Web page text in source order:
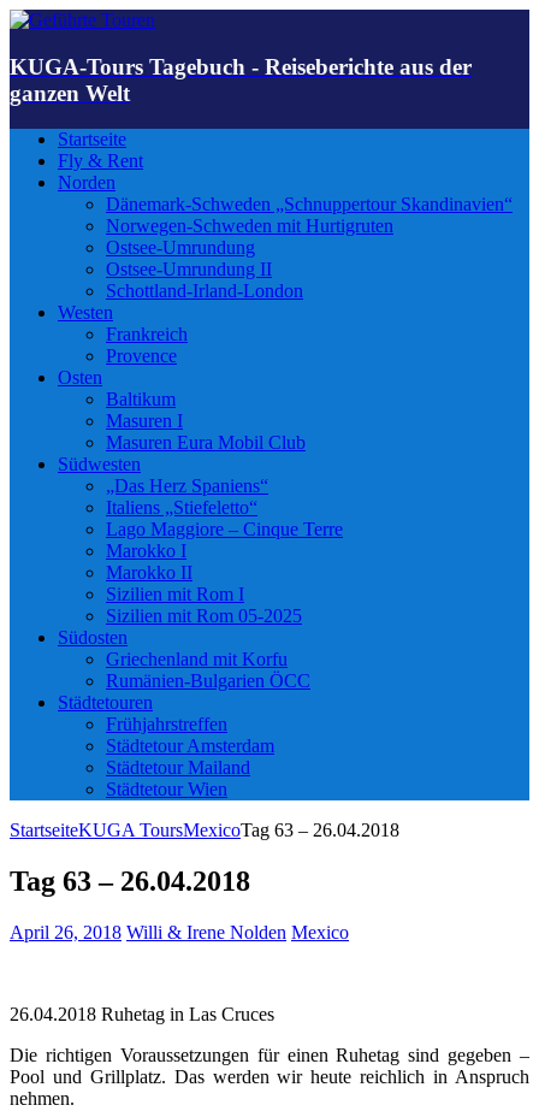
KUGA-Tours Tagebuch - Reiseberichte aus der
ganzen Welt
Startseite
Fly & Rent
Norden
Dänemark-Schweden „Schnuppertour Skandinavien“
Norwegen-Schweden mit Hurtigruten
Ostsee-Umrundung
Ostsee-Umrundung II
Schottland-Irland-London
Westen
Frankreich
Provence
Osten
Baltikum
Masuren I
Masuren Eura Mobil Club
Südwesten
„Das Herz Spaniens“
Italiens „Stiefeletto“
Lago Maggiore – Cinque Terre
Marokko I
Marokko II
Sizilien mit Rom I
Sizilien mit Rom 05-2025
Südosten
Griechenland mit Korfu
Rumänien-Bulgarien ÖCC
Städtetouren
Frühjahrstreffen
Städtetour Amsterdam
Städtetour Mailand
Städtetour Wien
StartseiteKUGA ToursMexicoTag 63 – 26.04.2018
Tag 63 – 26.04.2018
April 26, 2018 Willi & Irene Nolden Mexico
26.04.2018 Ruhetag in Las Cruces
Die richtigen Voraussetzungen für einen Ruhetag sind gegeben –
Pool und Grillplatz. Das werden wir heute reichlich in Anspruch
nehmen.